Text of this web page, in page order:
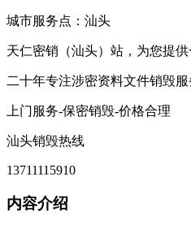
城市服务点：汕头
天仁密销（汕头）站，为您提
二十年专注涉密资料文件销毁
上门服务-保密销毁-价格合理
汕头销毁热线
13711115910
内容介绍